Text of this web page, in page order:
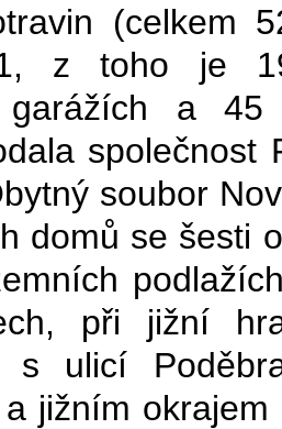
(celkem
z toho je
garážích a
společnost
soubor
domů se šesti
při jižní
s ulicí
jižním